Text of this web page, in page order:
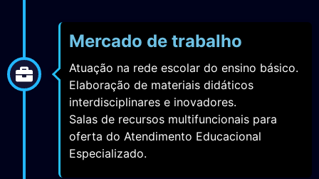
Mercado de trabalho
Atuação na rede escolar do ensino básico.
Elaboração de materiais didáticos
interdisciplinares e inovadores.
Salas de recursos multifuncionais para
oferta do Atendimento Educacional
Especializado.